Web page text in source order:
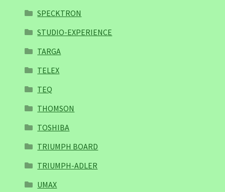
SPECKTRON
STUDIO-EXPERIENCE
TARGA
TELEX
TEQ
THOMSON
TOSHIBA
TRIUMPH BOARD
TRIUMPH-ADLER
UMAX